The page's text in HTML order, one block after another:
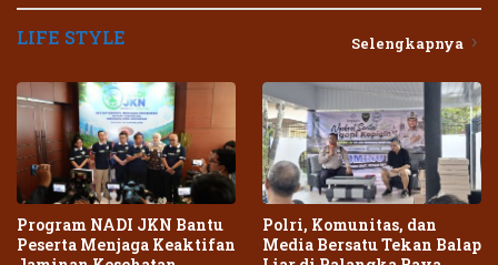
LIFE STYLE Selengkapnya
Program NADI JKN Bantu
Peserta Menjaga Keaktifan
Polri, Komunitas, dan
Media Bersatu Tekan Balap